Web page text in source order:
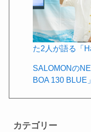
た2人が語る「
SALOMONの
BOA 130 BLUE
カテゴリー